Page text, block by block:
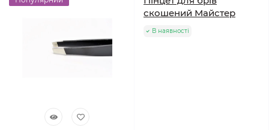
скошений Майстер
В наявності